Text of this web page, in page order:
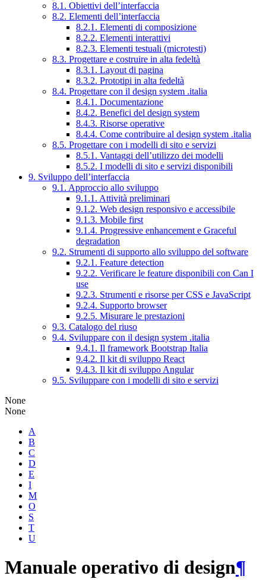
8.1. Obiettivi dell’interfaccia
8.2. Elementi dell’interfaccia
8.2.1. Elementi di composizione
8.2.2. Elementi interattivi
8.2.3. Elementi testuali (microtesti)
8.3. Progettare e costruire in alta fedeltà
8.3.1. Layout di pagina
8.3.2. Prototipi in alta fedeltà
8.4. Progettare con il design system .italia
8.4.1. Documentazione
8.4.2. Benefici del design system
8.4.3. Risorse operative
8.4.4. Come contribuire al design system .italia
8.5. Progettare con i modelli di sito e servizi
8.5.1. Vantaggi dell’utilizzo dei modelli
8.5.2. I modelli di sito e servizi disponibili
9. Sviluppo dell’interfaccia
9.1. Approccio allo sviluppo
9.1.1. Attività preliminari
9.1.2. Web design responsivo e accessibile
9.1.3. Mobile first
9.1.4. Progressive enhancement e Graceful
degradation
9.2. Strumenti di supporto allo sviluppo del software
9.2.1. Feature detection
9.2.2. Verificare le feature disponibili con Can I
use
9.2.3. Strumenti e risorse per CSS e JavaScript
9.2.4. Supporto browser
9.2.5. Misurare le prestazioni
9.3. Catalogo del riuso
9.4. Sviluppare con il design system .italia
9.4.1. Il framework Bootstrap Italia
9.4.2. Il kit di sviluppo React
9.4.3. Il kit di sviluppo Angular
9.5. Sviluppare con i modelli di sito e servizi
None
None
A
B
C
D
E
I
M
O
S
T
U
Manuale operativo di design¶